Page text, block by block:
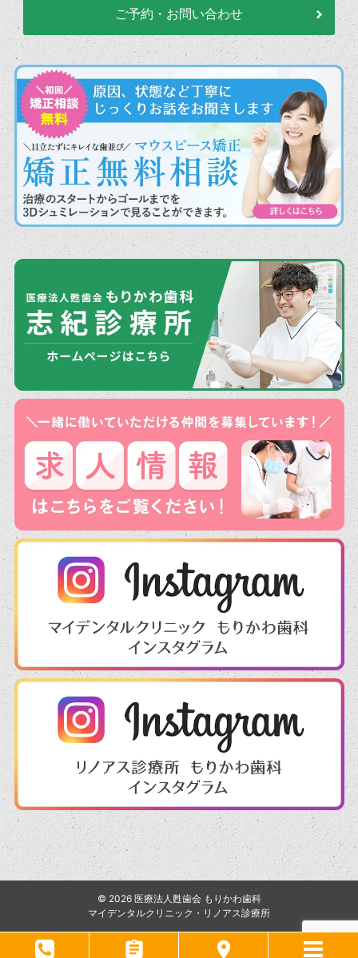
ご予約・お問い合わせ
© 2026医療法人甦歯会 もりかわ歯科
マイデンタルクリニック・リノアス診療所